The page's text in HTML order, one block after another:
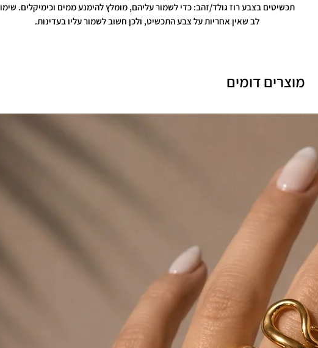
תכשיטים בצבע רוז גולד/זהב: כדי לשמור עליהם, מומלץ להימנע ממים וכימיקלים. שימו
לב שאין אחריות על צבע התכשיט, ולכן חשוב לשמור עליו בעדינות.
מוצרים דומים